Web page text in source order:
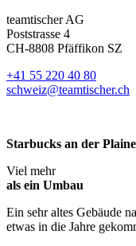
teamtischer AG
Poststrasse 4
CH-8808 Pfäffikon SZ
+41 55 220 40 80
schweiz@teamtischer.ch
Starbucks an der
Viel mehr
als ein Umbau
Ein sehr altes Gebäude
etwas in die Jahre